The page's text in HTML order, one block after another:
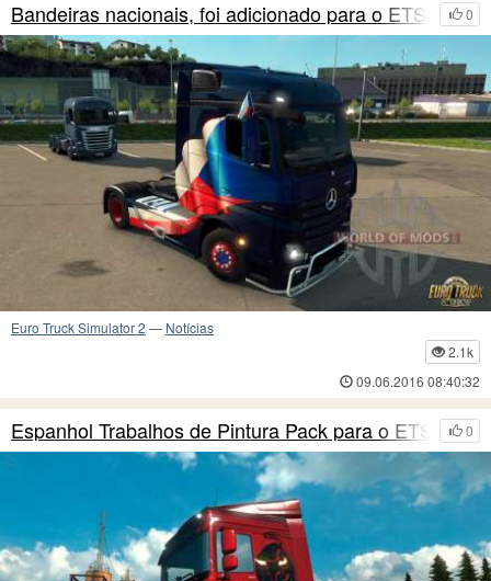
0
Bandeiras nacionais, foi adicionado para o ETS2
Euro Truck Simulator 2 — Notícias
2.1k
09.06.2016 08:40:32
0
Espanhol Trabalhos de Pintura Pack para o ETS 2